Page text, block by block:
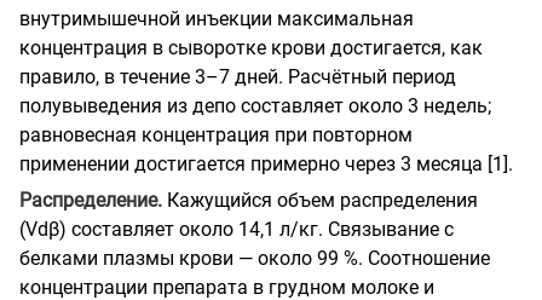
внутримышечной инъекции максимальная
концентрация в сыворотке крови достигается, как
правило, в течение 3–7 дней. Расчётный период
полувыведения из депо составляет около 3 недель;
равновесная концентрация при повторном
применении достигается примерно через 3 месяца [1].
Распределение. Кажущийся объем распределения
(Vdβ) составляет около 14,1 л/кг. Связывание с
белками плазмы крови — около 99 %. Соотношение
концентрации препарата в грудном молоке и